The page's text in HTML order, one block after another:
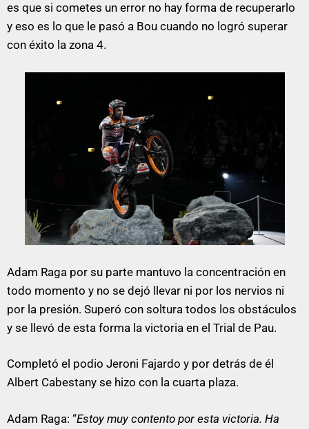
es que si cometes un error no hay forma de recuperarlo
y eso es lo que le pasó a Bou cuando no logró superar
con éxito la zona 4.
Adam Raga por su parte mantuvo la concentración en
todo momento y no se dejó llevar ni por los nervios ni
por la presión. Superó con soltura todos los obstáculos
y se llevó de esta forma la victoria en el Trial de Pau.
Completó el podio Jeroni Fajardo y por detrás de él
Albert Cabestany se hizo con la cuarta plaza.
Adam Raga: “Estoy muy contento por esta victoria. Ha